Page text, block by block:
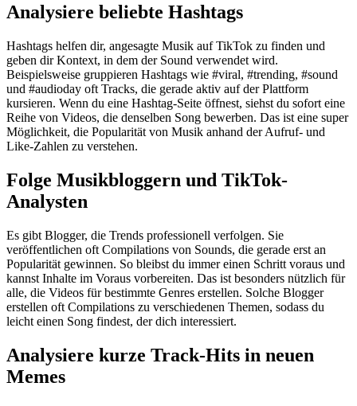
Analysiere beliebte Hashtags
Hashtags helfen dir, angesagte Musik auf TikTok zu finden und
geben dir Kontext, in dem der Sound verwendet wird.
Beispielsweise gruppieren Hashtags wie #viral, #trending, #sound
und #audioday oft Tracks, die gerade aktiv auf der Plattform
kursieren. Wenn du eine Hashtag-Seite öffnest, siehst du sofort eine
Reihe von Videos, die denselben Song bewerben. Das ist eine super
Möglichkeit, die Popularität von Musik anhand der Aufruf- und
Like-Zahlen zu verstehen.
Folge Musikbloggern und TikTok-
Analysten
Es gibt Blogger, die Trends professionell verfolgen. Sie
veröffentlichen oft Compilations von Sounds, die gerade erst an
Popularität gewinnen. So bleibst du immer einen Schritt voraus und
kannst Inhalte im Voraus vorbereiten. Das ist besonders nützlich für
alle, die Videos für bestimmte Genres erstellen. Solche Blogger
erstellen oft Compilations zu verschiedenen Themen, sodass du
leicht einen Song findest, der dich interessiert.
Analysiere kurze Track-Hits in neuen
Memes